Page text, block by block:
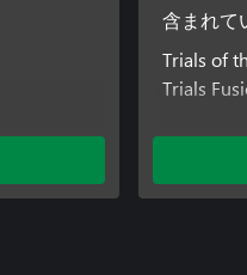
含まれて
Trials of
Trials
追加コン
Trials
Riders of